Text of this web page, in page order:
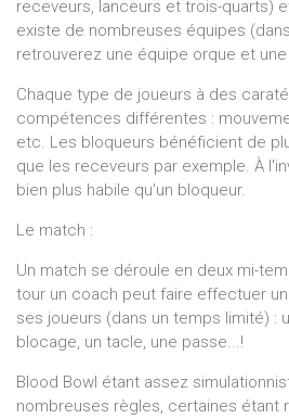
receveurs, lanceurs et trois-quarts)
existe de nombreuses équipes
retrouverez une équipe orque et
Chaque type de joueurs à des
compétences différentes :
etc. Les bloqueurs bénéficient de
que les receveurs par exemple. À
bien plus habile qu'un bloqueur.
Le match :
Un match se déroule en deux mi-
tour un coach peut faire effectuer
ses joueurs (dans un temps limité) :
blocage, un tacle, une passe...!
Blood Bowl étant assez
nombreuses règles, certaines étant